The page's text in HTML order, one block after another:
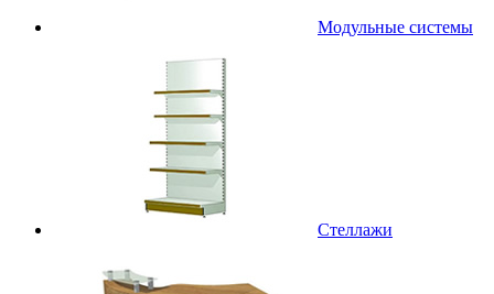
Модульные системы
Стеллажи